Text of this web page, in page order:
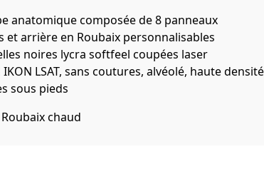
anatomique composée de 8 panneaux
et arrière en Roubaix personnalisables
noires lycra softfeel coupées laser
IKON LSAT, sans coutures, alvéolé, haute
sous pieds
chaud